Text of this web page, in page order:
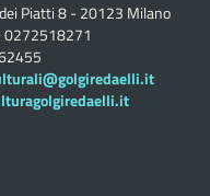
Piatti 8 - 20123 Milano
0272518271